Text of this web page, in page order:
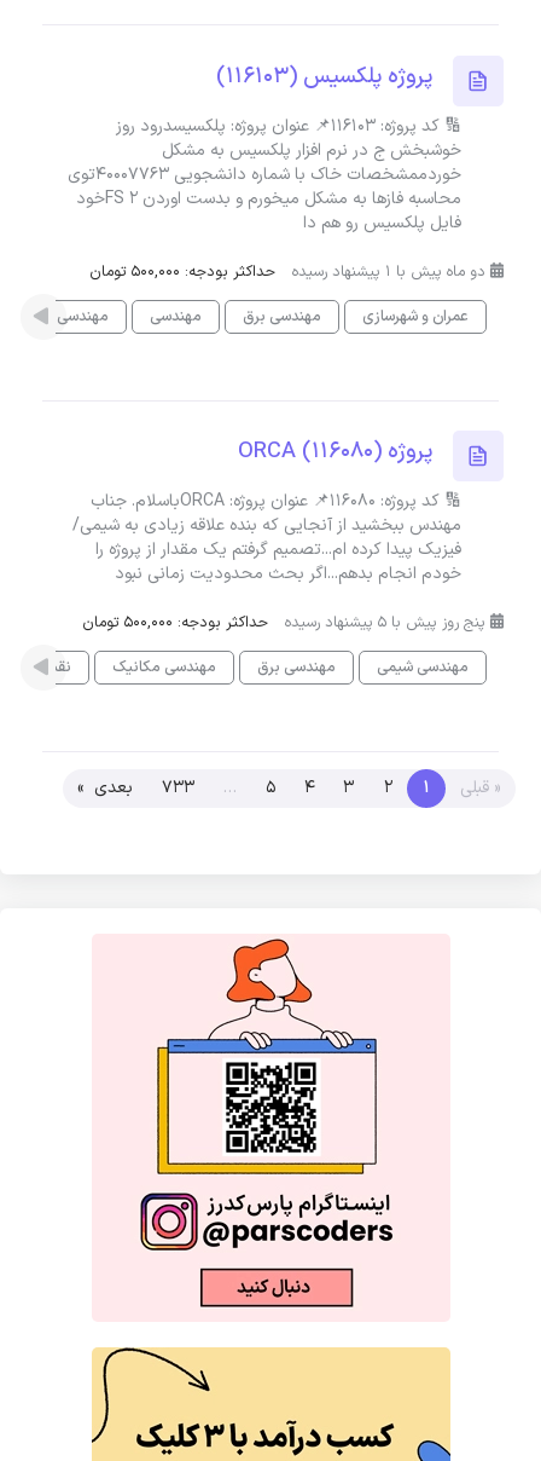
پروژه پلکسیس (116103)
🔢 کد پروژه: 116103📌 عنوان پروژه: پلکسیسدرود روز
خوشبخش ج در نرم افزار پلکسیس به مشکل
خوردممشخصات خاک با شماره دانشجویی ۴۰۰۰۷۷۶۳توی
محاسبه فازها به مشکل میخورم و بدست اوردن FS ۲خود
فایل پلکسیس رو هم دا
دو ماه پیش با 1 پیشنهاد رسیده
حداکثر بودجه: 500,000 تومان
عمران و شهرسازی
مهندسی برق مهندسی مهندسی مکانیک
پروژه ORCA (116080)
🔢 کد پروژه: 116080📌 عنوان پروژه: ORCAباسلام. جناب
مهندس ببخشید از آنجایی که بنده علاقه زیادی به شیمی/
فیزیک پیدا کرده ام...تصمیم گرفتم یک مقدار از پروژه را
خودم انجام بدهم...اگر بحث محدودیت زمانی نبود
پنج روز پیش با 5 پیشنهاد رسیده
حداکثر بودجه: 500,000 تومان
مهندسی شیمی
مهندسی برق مهندسی مکانیک نقشه کشی
« قبلی 1
2
3
4
5
…
733 بعدی »